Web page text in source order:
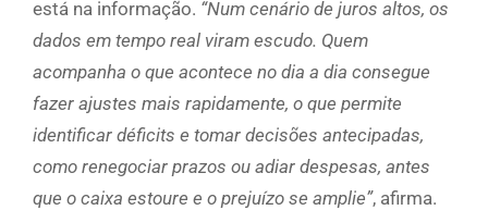
está na informação. “Num cenário de juros altos, os
dados em tempo real viram escudo. Quem
acompanha o que acontece no dia a dia consegue
fazer ajustes mais rapidamente, o que permite
identificar déficits e tomar decisões antecipadas,
como renegociar prazos ou adiar despesas, antes
que o caixa estoure e o prejuízo se amplie”, afirma.